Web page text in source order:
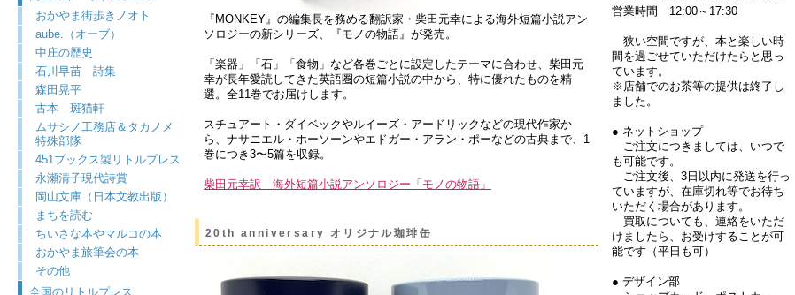
おかやま街歩きノオト
aube.（オーブ）
中庄の歴史
石川早苗 詩集
森田晃平
古本 斑猫軒
ムサシノ工務店＆タカノメ
特殊部隊
451ブックス製リトルプレス
永瀬清子現代詩賞
岡山文庫（日本文教出版）
まちを読む
ちいさな本やマルコの本
おかやま旅筆会の本
その他
全国のリトルプレス
『MONKEY』の編集長を務める翻訳家・柴田元幸による海外短篇小説アン
ソロジーの新シリーズ、『モノの物語』が発売。
「楽器」「石」「食物」など各巻ごとに設定したテーマに合わせ、柴田元
幸が長年愛読してきた英語圏の短篇小説の中から、特に優れたものを精
選。全11巻でお届けします。
スチュアート・ダイベックやルイーズ・アードリックなどの現代作家か
ら、ナサニエル・ホーソーンやエドガー・アラン・ポーなどの古典まで、1
巻につき3〜5篇を収録。
柴田元幸訳 海外短篇小説アンソロジー「モノの物語」
20th anniversary オリジナル珈琲缶
営業時間 12:00～17:30
狭い空間ですが、本と楽しい時
間を過ごせていただけたらと思っ
ています。
※店舗でのお茶等の提供は終了し
ました。
● ネットショップ
ご注文につきましては、いつで
も可能です。
ご注文後、3日以内に発送を行っ
ていますが、在庫切れ等でお待ち
いただく場合があります。
買取についても、連絡をいただ
けましたら、お受けすることが可
能です（平日も可）
● デザイン部